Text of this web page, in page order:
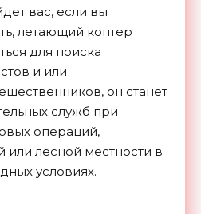
вас, если вы
летающий коптер
для поиска
и или
он станет
служб при
операций,
или лесной местности в
условиях.